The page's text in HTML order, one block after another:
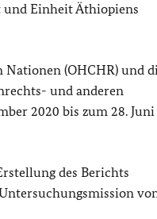
Einheit Äthiopiens
(OHCHR) und
und anderen
2020 bis zum 28. Juni
des Berichts